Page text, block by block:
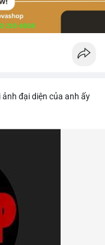
đại diện của anh ấy